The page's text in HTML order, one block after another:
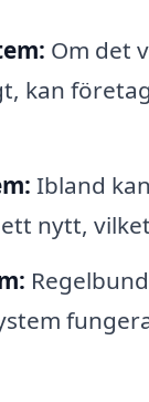
Om det
kan
Ibland
nytt,